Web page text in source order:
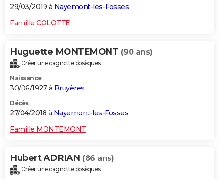
29/03/2019 à Nayemont-les-Fosses
Famille COLOTTE
Huguette MONTEMONT (90 ans)
Créer une cagnotte obsèques
Naissance
30/06/1927 à Bruyères
Décès
27/04/2018 à Nayemont-les-Fosses
Famille MONTEMONT
Hubert ADRIAN (86 ans)
Créer une cagnotte obsèques